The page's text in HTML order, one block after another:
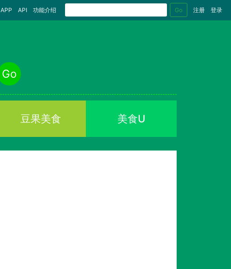
APP API 功能介绍 Go 注册 登录
Go
豆果美食 美食U